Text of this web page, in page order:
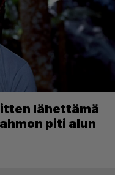
lähettämä
piti alun